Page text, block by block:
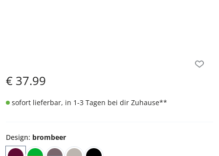
€ 37.99
sofort lieferbar, in 1-3 Tagen bei dir Zuhause**
Design: brombeer